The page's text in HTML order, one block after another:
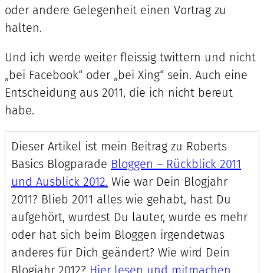
oder andere Gelegenheit einen Vortrag zu
halten.
Und ich werde weiter fleissig twittern und nicht
„bei Facebook“ oder „bei Xing“ sein. Auch eine
Entscheidung aus 2011, die ich nicht bereut
habe.
Dieser Artikel ist mein Beitrag zu Roberts
Basics Blogparade Bloggen – Rückblick 2011
und Ausblick 2012. Wie war Dein Blogjahr
2011? Blieb 2011 alles wie gehabt, hast Du
aufgehört, wurdest Du lauter, wurde es mehr
oder hat sich beim Bloggen irgendetwas
anderes für Dich geändert? Wie wird Dein
Blogjahr 2012? Hier lesen und mitmachen.